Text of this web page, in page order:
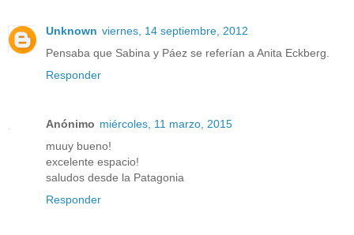
Unknown viernes, 14 septiembre, 2012
Pensaba que Sabina y Páez se referían a Anita Eckberg.
Responder
Anónimo miércoles, 11 marzo, 2015
muuy bueno!
excelente espacio!
saludos desde la Patagonia
Responder